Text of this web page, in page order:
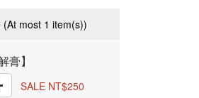
(At most 1 item(s))
膏】
SALE NT$250